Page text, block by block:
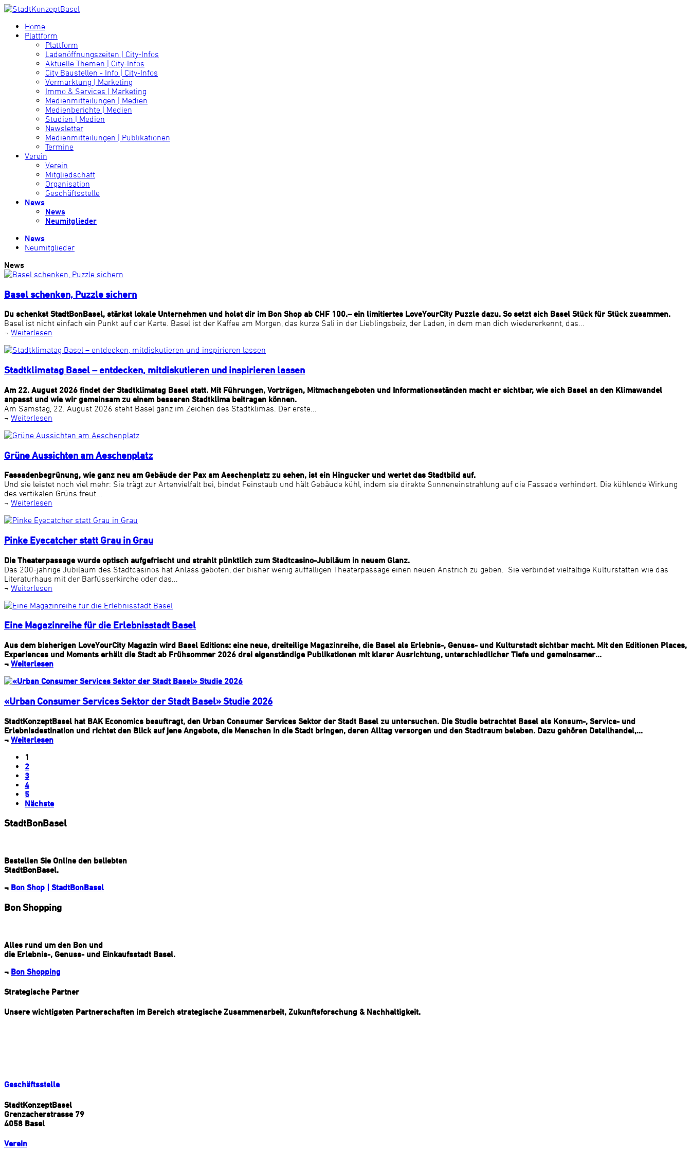
Home
Plattform
Plattform
Ladenöffnungszeiten | City-Infos
Aktuelle Themen | City-Infos
City Baustellen - Info | City-Infos
Vermarktung | Marketing
Immo & Services | Marketing
Medienmitteilungen | Medien
Medienberichte | Medien
Studien | Medien
Newsletter
Medienmitteilungen | Publikationen
Termine
Verein
Verein
Mitgliedschaft
Organisation
Geschäftsstelle
News
News
Neumitglieder
News
Neumitglieder
News
Basel schenken, Puzzle sichern
Du schenkst StadtBonBasel, stärkst lokale Unternehmen und holst dir im Bon Shop ab CHF 100.– ein limitiertes LoveYourCity Puzzle dazu. So setzt sich Basel Stück für Stück zusammen.
Basel ist nicht einfach ein Punkt auf der Karte. Basel ist der Kaffee am Morgen, das kurze Sali in der Lieblingsbeiz, der Laden, in dem man dich wiedererkennt, das...
¬ Weiterlesen
Stadtklimatag Basel – entdecken, mitdiskutieren und inspirieren lassen
Am 22. August 2026 findet der Stadtklimatag Basel statt. Mit Führungen, Vorträgen, Mitmachangeboten und Informationsständen macht er sichtbar, wie sich Basel an den Klimawandel
anpasst und wie wir gemeinsam zu einem besseren Stadtklima beitragen können.
Am Samstag, 22. August 2026 steht Basel ganz im Zeichen des Stadtklimas. Der erste...
¬ Weiterlesen
Grüne Aussichten am Aeschenplatz
Fassadenbegrünung, wie ganz neu am Gebäude der Pax am Aeschenplatz zu sehen, ist ein Hingucker und wertet das Stadtbild auf.
Und sie leistet noch viel mehr: Sie trägt zur Artenvielfalt bei, bindet Feinstaub und hält Gebäude kühl, indem sie direkte Sonneneinstrahlung auf die Fassade verhindert. Die kühlende Wirkung
des vertikalen Grüns freut...
¬ Weiterlesen
Pinke Eyecatcher statt Grau in Grau
Die Theaterpassage wurde optisch aufgefrischt und strahlt pünktlich zum Stadtcasino-Jubiläum in neuem Glanz.
Das 200-jährige Jubiläum des Stadtcasinos hat Anlass geboten, der bisher wenig auffälligen Theaterpassage einen neuen Anstrich zu geben. Sie verbindet vielfältige Kulturstätten wie das
Literaturhaus mit der Barfüsserkirche oder das...
¬ Weiterlesen
Eine Magazinreihe für die Erlebnisstadt Basel
Aus dem bisherigen LoveYourCity Magazin wird Basel Editions: eine neue, dreiteilige Magazinreihe, die Basel als Erlebnis-, Genuss- und Kulturstadt sichtbar macht. Mit den Editionen Places,
Experiences und Moments erhält die Stadt ab Frühsommer 2026 drei eigenständige Publikationen mit klarer Ausrichtung, unterschiedlicher Tiefe und gemeinsamer...
¬ Weiterlesen
«Urban Consumer Services Sektor der Stadt Basel» Studie 2026
StadtKonzeptBasel hat BAK Economics beauftragt, den Urban Consumer Services Sektor der Stadt Basel zu untersuchen. Die Studie betrachtet Basel als Konsum-, Service- und
Erlebnisdestination und richtet den Blick auf jene Angebote, die Menschen in die Stadt bringen, deren Alltag versorgen und den Stadtraum beleben. Dazu gehören Detailhandel,...
¬ Weiterlesen
1
2
3
4
5
Nächste
StadtBonBasel
Bestellen Sie Online den beliebten
StadtBonBasel.
¬ Bon Shop | StadtBonBasel
Bon Shopping
Alles rund um den Bon und
die Erlebnis-, Genuss- und Einkaufsstadt Basel.
¬ Bon Shopping
Strategische Partner
Unsere wichtigsten Partnerschaften im Bereich strategische Zusammenarbeit, Zukunftsforschung & Nachhaltigkeit.
Geschäftsstelle
StadtKonzeptBasel
Grenzacherstrasse 79
4058 Basel
Verein